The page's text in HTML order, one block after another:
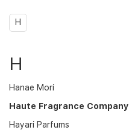
H
H
Hanae Mori
Haute Fragrance Company
Hayari Parfums